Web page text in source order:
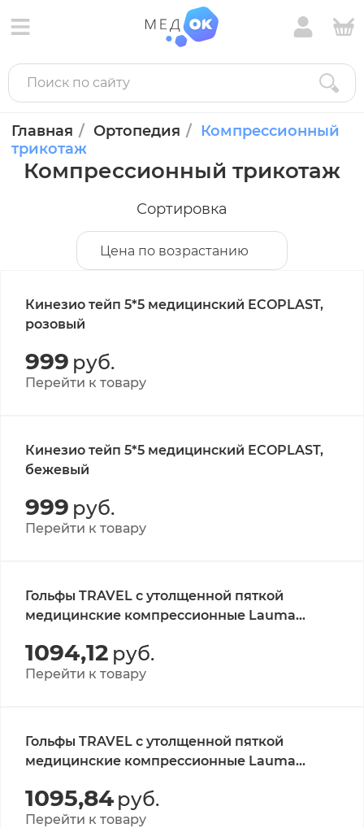
Главная Ортопедия
Компрессионный
трикотаж
Компрессионный трикотаж
Сортировка
Цена по возрастанию
Кинезио тейп 5*5 медицинский ECOPLAST,
розовый
999 руб.
Перейти к товару
Кинезио тейп 5*5 медицинский ECOPLAST,
бежевый
999 руб.
Перейти к товару
Гольфы TRAVEL с утолщенной пяткой
медицинские компрессионные Lauma
пара
1094,12 руб.
Перейти к товару
Гольфы TRAVEL с утолщенной пяткой
медицинские компрессионные Lauma
пара
1095,84 руб.
Перейти к товару